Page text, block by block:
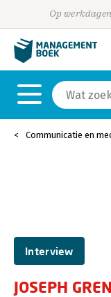
Op
Communicatie en
Interview
JOSEPH